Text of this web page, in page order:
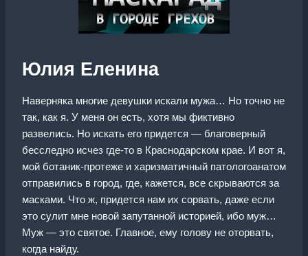
Юлия Еленина
Наверняка многие девушки искали мужа… Но точно не
так, как я. У меня он есть, хотя мы фиктивно
развелись. Но искать его придется — благоверный
бесследно исчез где-то в Краснодарском крае. И вот я,
мой ботаник-протеже и харизматичный патологоанатом
отправились в город, где, кажется, все скрываются за
масками. Что ж, придется нам их сорвать, даже если
это сулит мне новой запутанной историей, ибо муж…
Муж — это святое. Главное, ему голову не оторвать,
когда найду.